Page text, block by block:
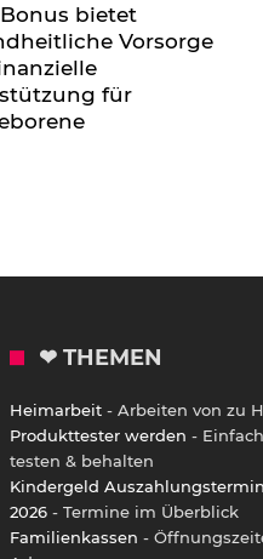
bietet
Vorsorge
für
❤ THEMEN
Heimarbeit - Arbeiten von zu
Produkttester werden - Einfach
testen & behalten
Kindergeld
2026 - Termine im Überblick
Familienkassen -